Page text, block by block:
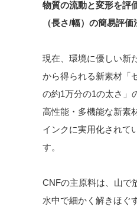
物質の流動と変形を評
（長さ/幅）の簡易評
現在、環境に優しい新
から得られる新素材「
の約1万分の1の太さ」
高性能・多機能な新素
インクに実用化されて
す。
CNFの主原料は、山で
水中で細かく解きほぐ